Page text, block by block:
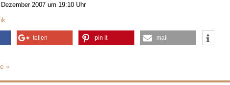
2007 um 19:10 Uhr
teilen pin it mail
»